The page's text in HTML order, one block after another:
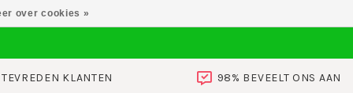
KLANTEN 98% BEVEELT ONS AAN
over cookies »